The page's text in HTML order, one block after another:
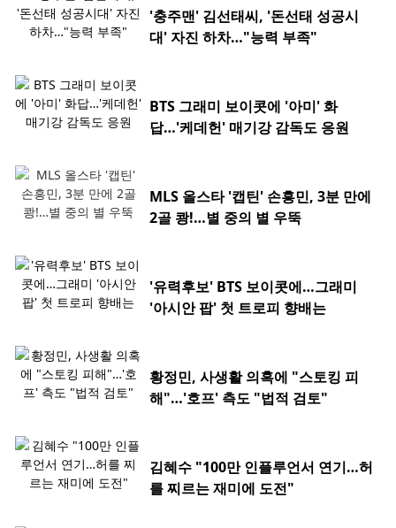
'충주맨' 김선태씨, '돈선태 성공시
대' 자진 하차…"능력 부족"
BTS 그래미 보이콧에 '아미' 화
답…'케데헌' 매기강 감독도 응원
MLS 올스타 '캡틴' 손흥민, 3분 만에
2골 쾅!…별 중의 별 우뚝
'유력후보' BTS 보이콧에…그래미
'아시안 팝' 첫 트로피 향배는
황정민, 사생활 의혹에 "스토킹 피
해"…'호프' 측도 "법적 검토"
김혜수 "100만 인플루언서 연기…허
를 찌르는 재미에 도전"